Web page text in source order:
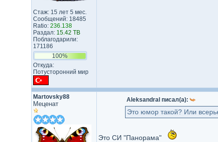
Стаж: 15 лет 5 мес.
Сообщений: 18485
Ratio: 236.138
Раздал: 15.42 TB
Поблагодарили:
171186
100%
Откуда:
Потусторонний мир
Martovsky88
Меценат
Aleksandral писал(а):
Это юмор такой? Или
Это СИ "Панорама"